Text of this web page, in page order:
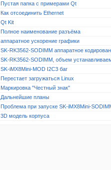
Пустая папка с примерами Qt
Как отсоединить Ethernet
Qt Kit
Полное наименование разъёма
аппаратное ускорение графики
SK-RK3562-SODIMM аппаратное
SK-RK3562-SODIMM, объем
SK-iMX8Mini-MOD I2C3 баг
Перестает загружаться Linux
Маркировка "Честный знак"
Дальнейшие планы
Проблема при запуске SK-iMX8Mini-
3D модель корпуса